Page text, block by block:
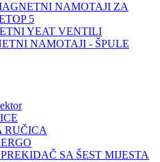
NAMOTAJI ZA
5
YEAT VENTILI
NAMOTAJI - ŠPULE
RUČICA
SA ŠEST MIJESTA